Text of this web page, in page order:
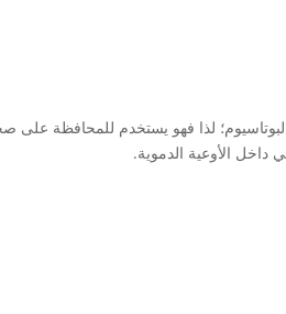
لذا فهو يستخدم للمحافظة
داخل الأوعية الدموية.